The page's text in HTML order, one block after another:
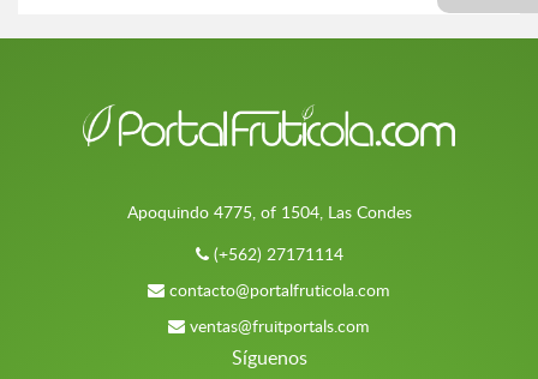
Apoquindo 4775, of 1504, Las Condes
(+562) 27171114
contacto@portalfruticola.com
ventas@fruitportals.com
Síguenos